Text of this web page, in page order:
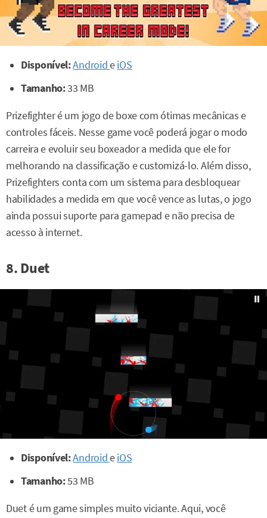
Disponível:AndroideiOS
Tamanho:33 MB
Prizefighter é um jogo de boxe com ótimas mecânicas e
controles fáceis. Nesse game você poderá jogar o modo
carreira e evoluir seu boxeador a medida que ele for
melhorando na classificação e customizá-lo. Além disso,
Prizefighters conta com um sistema para desbloquear
habilidades a medida em que você vence as lutas, o jogo
ainda possui suporte para gamepad e não precisa de
acesso à internet.
8. Duet
Disponível:AndroideiOS
Tamanho:53 MB
Duet é um game simples muito viciante. Aqui, você